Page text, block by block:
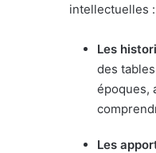
intellectuelles :
Les
des
époques,
Les